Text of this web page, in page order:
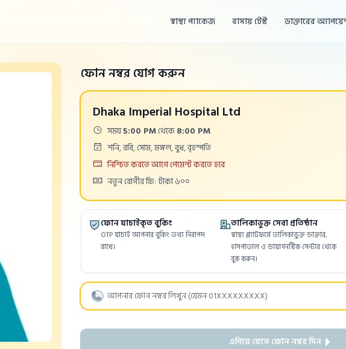
স্বাস্থ্য প্যাকেজ বাসায় টেস্ট ডাক্তারের
ফোন নম্বর যোগ করুন
Dhaka Imperial Hospital Ltd
Time:সময়5:00 PMথেকে8:00 PM
Days:শনি, রবি, সোম, মঙ্গল, বুধ, বৃহস্পতি
Payment
নিশ্চিত করতে আগে পেমেন্ট করতে হবে
Cost:নতুন রোগীর ফি: টাকা ৬০০
ফোন যাচাইকৃত বুকিং
OTP যাচাই আপনার বুকিং তথ্য নিরাপদ
রাখে।
তালিকাভুক্ত সেবা প্রতিষ্ঠান
স্বাস্থ্য প্ল্যাটফর্মে তালিকাভুক্ত ডাক্তার,
হাসপাতাল ও ডায়াগনস্টিক সেন্টার থেকে
বুক করুন।
এগিয়ে যেতে ফোন নম্বর দিন